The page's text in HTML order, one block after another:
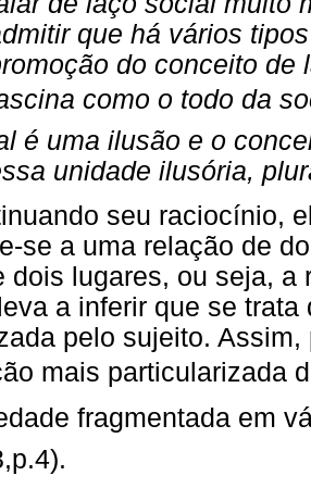
que há vários
do conceito de
como o todo da
é uma ilusão e o
unidade ilusória,
seu raciocínio,
se a uma relação de
dois lugares, ou seja, a
a inferir que se
pelo sujeito.
mais particularizada
fragmentada em